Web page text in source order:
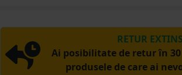
RETUR EXTINS
Ai posibilitate de retur în
produsele de care ai